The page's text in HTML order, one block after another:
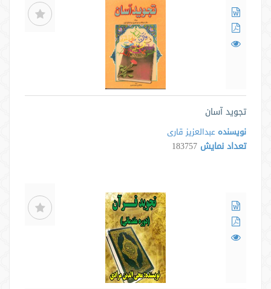
تجوید آسان
نویسنده عبدالعزیز قاری
تعداد نمایش 183757